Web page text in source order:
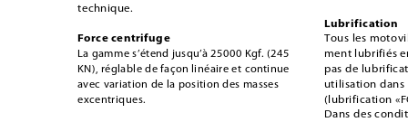
Lubrification
Tous les
ment lubrifiés
pas de
utilisation dans
(lubrification
Dans des
technique.
Force centrifuge
La gamme s’étend jusqu’à 25000 Kgf. (245
KN), réglable de façon linéaire et continue
avec variation de la position des masses
excentriques.